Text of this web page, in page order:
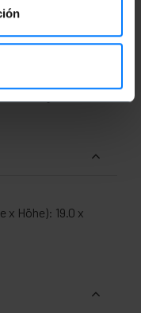
x Höhe): 19.0 x